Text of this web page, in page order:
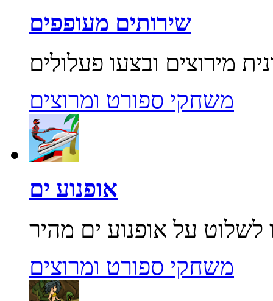
שירותים מעופפים
משחקי ספורט ומרוצים
אופנוע ים
משחקי ספורט ומרוצים